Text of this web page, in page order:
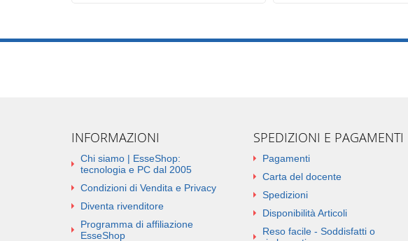
INFORMAZIONI
Chi siamo | EsseShop:
tecnologia e PC dal 2005
Condizioni di Vendita e Privacy
Diventa rivenditore
Programma di affiliazione
EsseShop
SPEDIZIONI E PAGAMENTI
Pagamenti
Carta del docente
Spedizioni
Disponibilità Articoli
Reso facile - Soddisfatti o